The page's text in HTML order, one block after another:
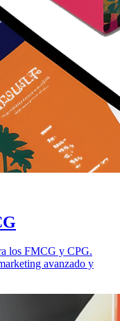
los FMCG y CPG.
avanzado y